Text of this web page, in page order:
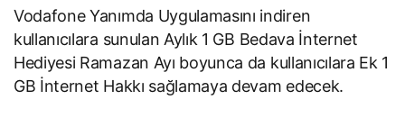
Vodafone Yanımda Uygulamasını indiren
kullanıcılara sunulan Aylık 1 GB Bedava İnternet
Hediyesi Ramazan Ayı boyunca da kullanıcılara Ek 1
GB İnternet Hakkı sağlamaya devam edecek.